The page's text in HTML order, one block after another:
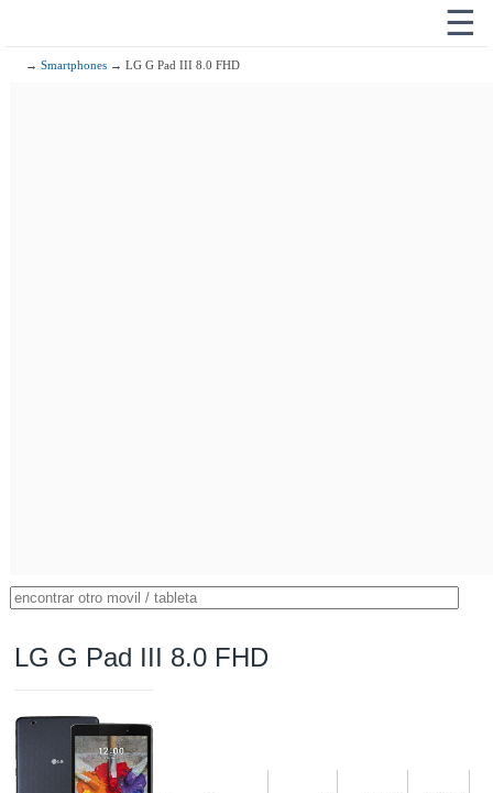
☰
→Smartphones → LG G Pad III 8.0 FHD
LG G Pad III 8.0 FHD